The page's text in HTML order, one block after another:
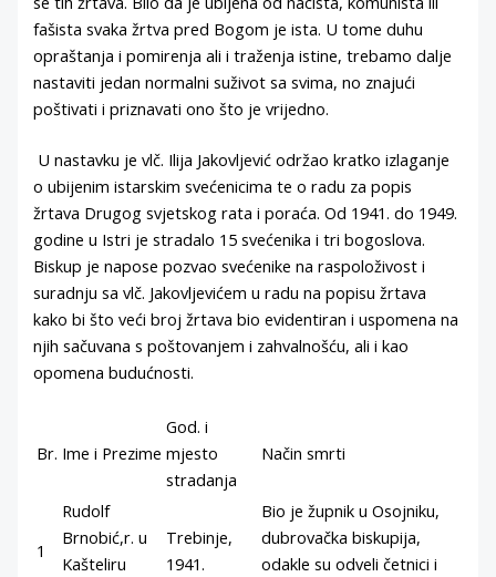
fašista svaka žrtva pred Bogom je ista. U tome duhu
opraštanja i pomirenja ali i traženja istine, trebamo dalje
nastaviti jedan normalni suživot sa svima, no znajući
poštivati i priznavati ono što je vrijedno.
U nastavku je vlč. Ilija Jakovljević održao kratko izlaganje
o ubijenim istarskim svećenicima te o radu za popis
žrtava Drugog svjetskog rata i poraća. Od 1941. do 1949.
godine u Istri je stradalo 15 svećenika i tri bogoslova.
Biskup je napose pozvao svećenike na raspoloživost i
suradnju sa vlč. Jakovljevićem u radu na popisu žrtava
kako bi što veći broj žrtava bio evidentiran i uspomena na
njih sačuvana s poštovanjem i zahvalnošću, ali i kao
opomena budućnosti.
Br. Ime i Prezime
God. i
mjesto
stradanja
Način smrti
1
Rudolf
Brnobić,r. u
Kašteliru
Trebinje,
1941.
Bio je župnik u Osojniku,
dubrovačka biskupija,
odakle su odveli četnici i